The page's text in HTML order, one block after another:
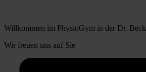
Willkommen im PhysioGym in der Dr.
Wir freuen uns auf Sie